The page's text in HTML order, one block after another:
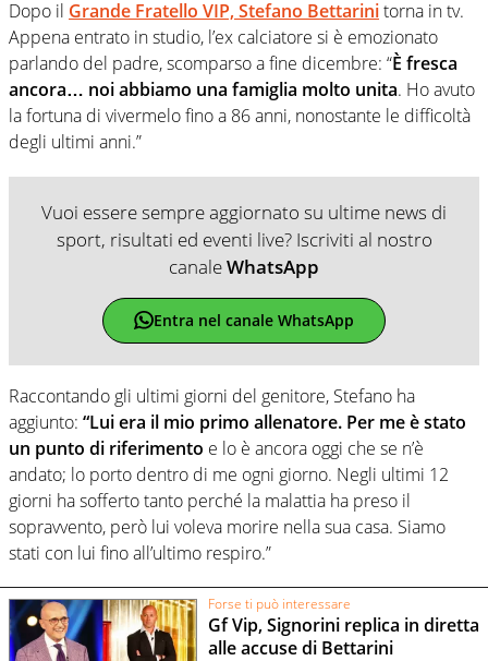
Dopo il Grande Fratello VIP, Stefano Bettarinitorna in tv.
Appena entrato in studio, l’ex calciatore si è emozionato
parlando del padre, scomparso a fine dicembre: “È fresca
ancora… noi abbiamo una famiglia molto unita. Ho avuto
la fortuna di vivermelo fino a 86 anni, nonostante le difficoltà
degli ultimi anni.”
Vuoi essere sempre aggiornato su ultime news di
sport, risultati ed eventi live? Iscriviti al nostro
canaleWhatsApp
Entra nel canale WhatsApp
Raccontando gli ultimi giorni del genitore, Stefano ha
aggiunto: “Lui era il mio primo allenatore. Per me è stato
un punto di riferimento e lo è ancora oggi che se n’è
andato; lo porto dentro di me ogni giorno. Negli ultimi 12
giorni ha sofferto tanto perché la malattia ha preso il
sopravvento, però lui voleva morire nella sua casa. Siamo
stati con lui fino all’ultimo respiro.”
Forse ti può interessare
Gf Vip, Signorini replica in diretta
alle accuse di Bettarini